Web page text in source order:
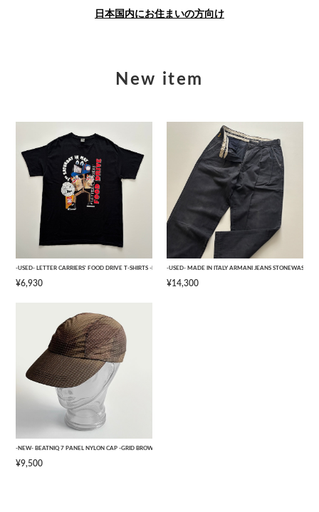
日本国内にお住まいの方向け
New item
-USED- LETTER CARRIERS' FOOD DRIVE T-SHIRTS -BLACK- [L]
¥6,930
-USED- MADE IN ITALY ARMANI JEANS
¥14,300
-NEW- BEATNIQ 7 PANEL NYLON CAP -GRID BROWN CAMOUFLAGE- [ONE SIZE]
¥9,500